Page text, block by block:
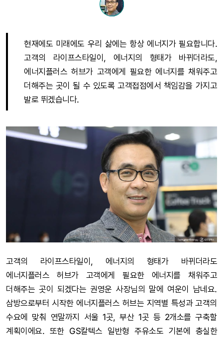
현재에도 미래에도 우리 삶에는 항상 에너지가 필요합니다.
고객의 라이프스타일이, 에너지의 형태가 바뀌더라도,
에너지플러스 허브가 고객에게 필요한 에너지를 채워주고
더해주는 곳이 될 수 있도록 고객접점에서 책임감을 가지고
발로 뛰겠습니다.
고객의 라이프스타일이, 에너지의 형태가 바뀌더라도
에너지플러스 허브가 고객에게 필요한 에너지를 채워주고
더해주는 곳이 되겠다는 권영운 사장님의 말에 여운이 남네요.
삼방으로부터 시작한 에너지플러스 허브는 지역별 특성과 고객의
수요에 맞춰 연말까지 서울 1곳, 부산 1곳 등 2개소를 구축할
계획이에요. 또한 GS칼텍스 일반형 주유소도 기본에 충실한